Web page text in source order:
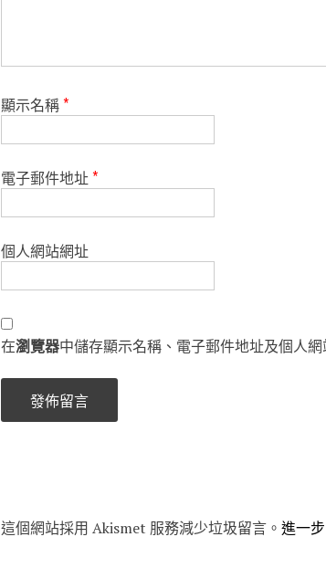
顯示名稱*
電子郵件地址*
個人網站網址
在瀏覽器中儲存顯示名稱、電子郵件地址及個人
這個網站採用 Akismet 服務減少垃圾留言。 進一